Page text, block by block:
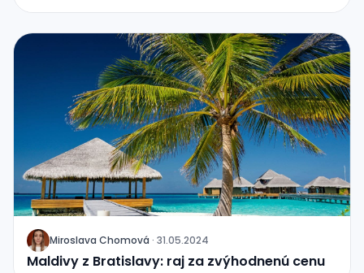
J Miroslava Chomová · 31.05.2024
Maldivy z Bratislavy: raj za zvýhodnenú cenu